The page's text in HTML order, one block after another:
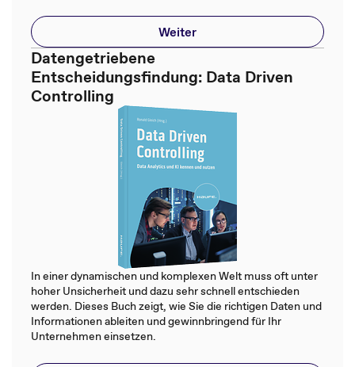
Weiter
Datengetriebene
Entscheidungsfindung: Data Driven
Controlling
In einer dynamischen und komplexen Welt muss oft unter
hoher Unsicherheit und dazu sehr schnell entschieden
werden. Dieses Buch zeigt, wie Sie die richtigen Daten und
Informationen ableiten und gewinnbringend für Ihr
Unternehmen einsetzen.